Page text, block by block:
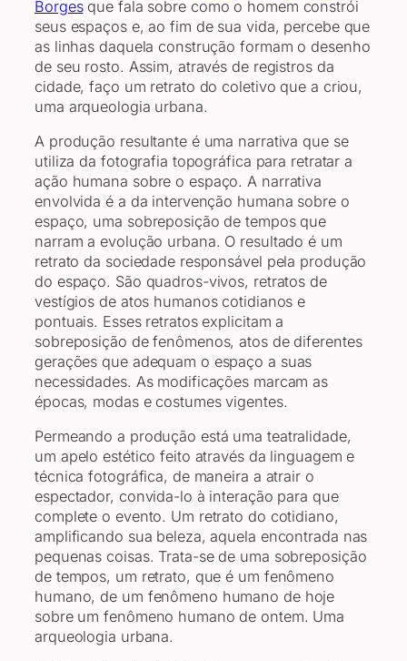
Borgesque fala sobre como o homem constrói
seus espaços e, ao fim de sua vida, percebe que
as linhas daquela construção formam o desenho
de seu rosto. Assim, através de registros da
cidade, faço um retrato do coletivo que a criou,
uma arqueologia urbana.
A produção resultante é uma narrativa que se
utiliza da fotografia topográfica para retratar a
ação humana sobre o espaço. A narrativa
envolvida é a da intervenção humana sobre o
espaço, uma sobreposição de tempos que
narram a evolução urbana. O resultado é um
retrato da sociedade responsável pela produção
do espaço. São quadros-vivos, retratos de
vestígios de atos humanos cotidianos e
pontuais. Esses retratos explicitam a
sobreposição de fenômenos, atos de diferentes
gerações que adequam o espaço a suas
necessidades. As modificações marcam as
épocas, modas e costumes vigentes.
Permeando a produção está uma teatralidade,
um apelo estético feito através da linguagem e
técnica fotográfica, de maneira a atrair o
espectador, convida-lo à interação para que
complete o evento. Um retrato do cotidiano,
amplificando sua beleza, aquela encontrada nas
pequenas coisas. Trata-se de uma sobreposição
de tempos, um retrato, que é um fenômeno
humano, de um fenômeno humano de hoje
sobre um fenômeno humano de ontem. Uma
arqueologia urbana.